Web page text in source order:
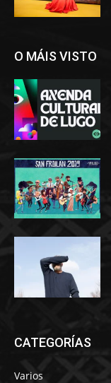
O MÁIS VISTO
CATEGORÍAS
Varios